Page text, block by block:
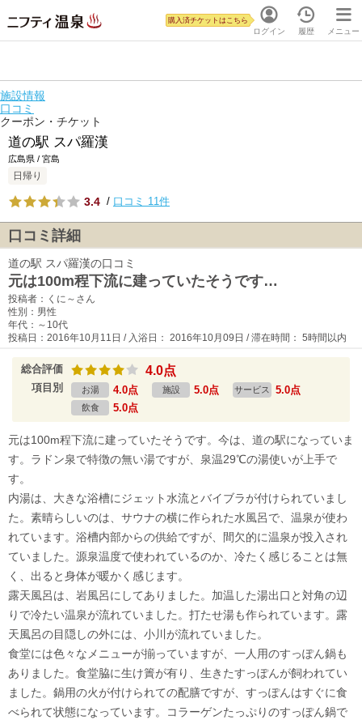
ログイン
購入済チケットはこちら
履歴 メニュー
施設情報
口コミ
クーポン・チケット
道の駅 スパ羅漢
広島県 / 宮島
日帰り
3.4 / 口コミ 11件
口コミ詳細
道の駅 スパ羅漢の口コミ
元は100m程下流に建っていたそうです…
投稿者：くに～さん
性別：男性
年代：～10代
投稿日：2016年10月11日 / 入浴日： 2016年10月09日 / 滞在時間： 5時間以内
総合評価 4.0点
項目別 お湯 4.0点 施設 5.0点 サービス 5.0点
飲食 5.0点
元は100m程下流に建っていたそうです。今は、道の駅になっていま
す。ラドン泉で特徴の無い湯ですが、泉温29℃の湯使いが上手で
す。
内湯は、大きな浴槽にジェット水流とバイブラが付けられていまし
た。素晴らしいのは、サウナの横に作られた水風呂で、温泉が使わ
れています。浴槽内部からの供給ですが、間欠的に温泉が投入され
ていました。源泉温度で使われているのか、冷たく感じることは無
く、出ると身体が暖かく感じます。
露天風呂は、岩風呂にしてありました。加温した湯出口と対角の辺
りで冷たい温泉が流れていました。打たせ湯も作られています。露
天風呂の目隠しの外には、小川が流れていました。
食堂には色々なメニューが揃っていますが、一人用のすっぽん鍋も
ありました。食堂脇に生け簀が有り、生きたすっぽんが飼われてい
ました。鍋用の火が付けられての配膳ですが、すっぽんはすぐに食
べられて状態になっています。コラーゲンたっぷりのすっぽん鍋で